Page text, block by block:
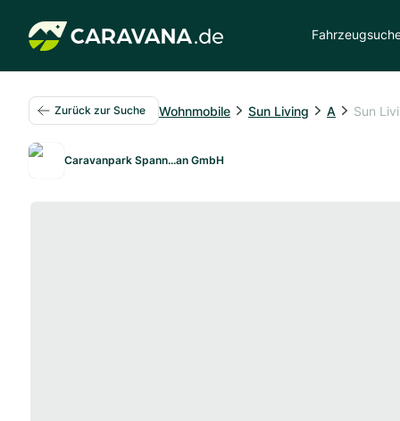
Zurück zur Suche Wohnmobile Sun Living A Sun
Caravanpark Spann...an GmbH